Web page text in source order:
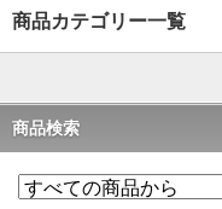
商品カテゴリー一覧
商品検索